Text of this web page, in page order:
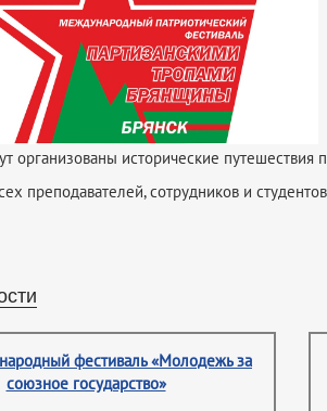
организованы исторические путешествия
преподавателей, сотрудников и
фестиваль «Молодежь за
союзное государство»